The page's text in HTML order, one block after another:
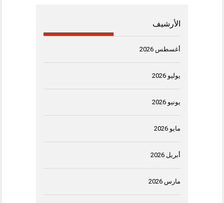
الأرشيف
أغسطس 2026
يوليو 2026
يونيو 2026
مايو 2026
أبريل 2026
مارس 2026